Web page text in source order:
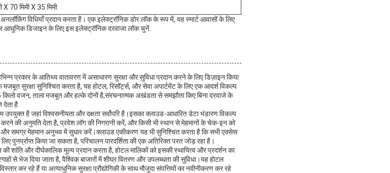
X 70 मिमी X 35 मिमी
विधियाँ प्रदान करता है। एक इलेक्ट्रॉनिक डोर लॉक के रूप में, यह स्मार्ट आवासों के लिए
आधुनिक डिजाइन के लिए इस इलेक्ट्रॉनिक दरवाजा लॉक चुनें.
प्रकार के आतिथ्य वातावरण में असाधारण सुरक्षा और सुविधा प्रदान करने के लिए डिज़ाइन किया
सुरक्षा सुनिश्चित करता है, यह होटल, रिसॉर्ट्स, और सेवा अपार्टमेंट के लिए एक आदर्श विकल्प
वजन, ताला मजबूत और हल्के दोनों है,संरचनात्मक अखंडता से समझौता किए बिना दरवाजे के
है.
है जहां विश्वसनीयता और दक्षता सर्वोपरि है।इसका क्लाउड-आधारित डेटा भंडारण विकल्प
की अनुमति देता है, प्रवेश लॉग की निगरानी करें, और किसी भी स्थान से मेहमानों के चेक-इन को
समग्र मेहमान अनुभव में सुधार करें।क्लाउड एकीकरण यह भी सुनिश्चित करता है कि सभी एक्सेस
किया जा सकता है, परिचालन पारदर्शिता की एक अतिरिक्त परत जोड़ रहा है।
की शांति और दीर्घकालिक मूल्य प्रदान करता है, होटल मालिकों को इसकी स्थायित्व और प्रदर्शन का
से भेज दिया जाता है, वैश्विक बाजारों में शीघ्र वितरण और उपलब्धता की सुविधा।यह होटल
कर रहे हैं या अत्याधुनिक सुरक्षा प्रौद्योगिकी के साथ मौजूदा संपत्तियों का नवीनीकरण कर रहे